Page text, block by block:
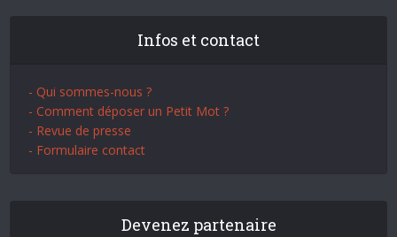
Infos et contact
- Qui sommes-nous ?
- Comment déposer un Petit Mot ?
- Revue de presse
- Formulaire contact
Devenez partenaire